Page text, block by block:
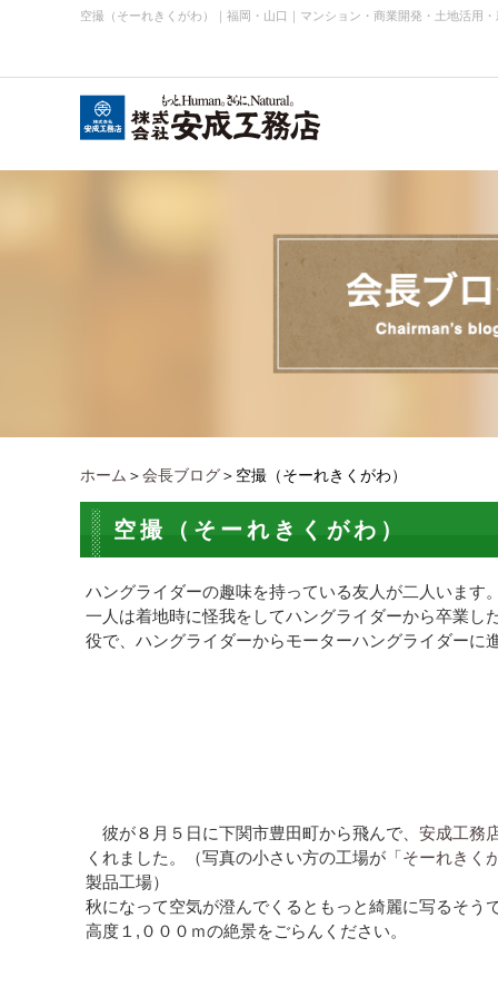
空撮（そーれきくがわ） ｜ 福岡・山口｜マンション・商業開発・土地活用
事業内容実績
ホーム ＞会長ブログ＞空撮（そーれきくがわ）
空撮（そーれきくがわ）
ハングライダーの趣味を持っている友人が二人います
一人は着地時に怪我をしてハングライダーから卒業し
役で、ハングライダーからモーターハングライダーに
彼が８月５日に下関市豊田町から飛んで、 安成工務
くれました。（写真の小さい方の工場が「そーれきく
製品工場）
秋になって空気が澄んでくるともっと綺麗に写るそうで
高度１,０００ｍの絶景をごらんください。